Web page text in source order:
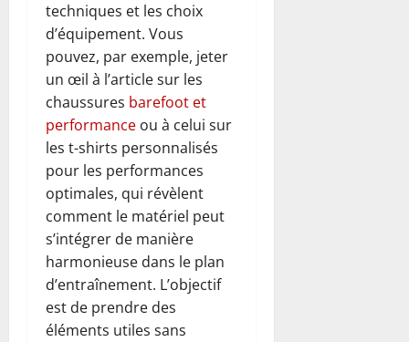
techniques et les choix
d’équipement. Vous
pouvez, par exemple, jeter
un œil à l’article sur les
chaussures barefoot et
performance ou à celui sur
les t-shirts personnalisés
pour les performances
optimales, qui révèlent
comment le matériel peut
s’intégrer de manière
harmonieuse dans le plan
d’entraînement. L’objectif
est de prendre des
éléments utiles sans